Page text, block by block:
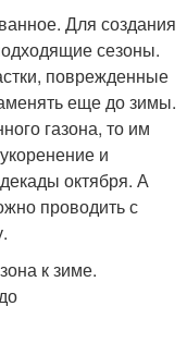
Для создания
сезоны.
поврежденные
еще до зимы.
газона, то им
и
октября. А
проводить с